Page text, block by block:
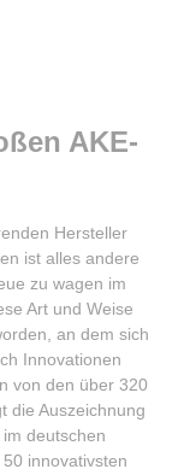
AKE-
Hersteller
ist alles andere
zu wagen im
Art und Weise
an dem sich
Innovationen
von den über 320
die Auszeichnung
deutschen
innovativsten